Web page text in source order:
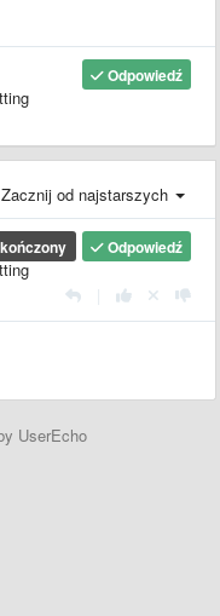
Odpowiedź
Zacznij od najstarszych
Odpowiedź
UserEcho